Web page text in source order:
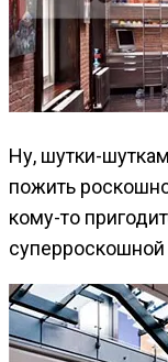
Ну, шутки-
пожить
кому-то